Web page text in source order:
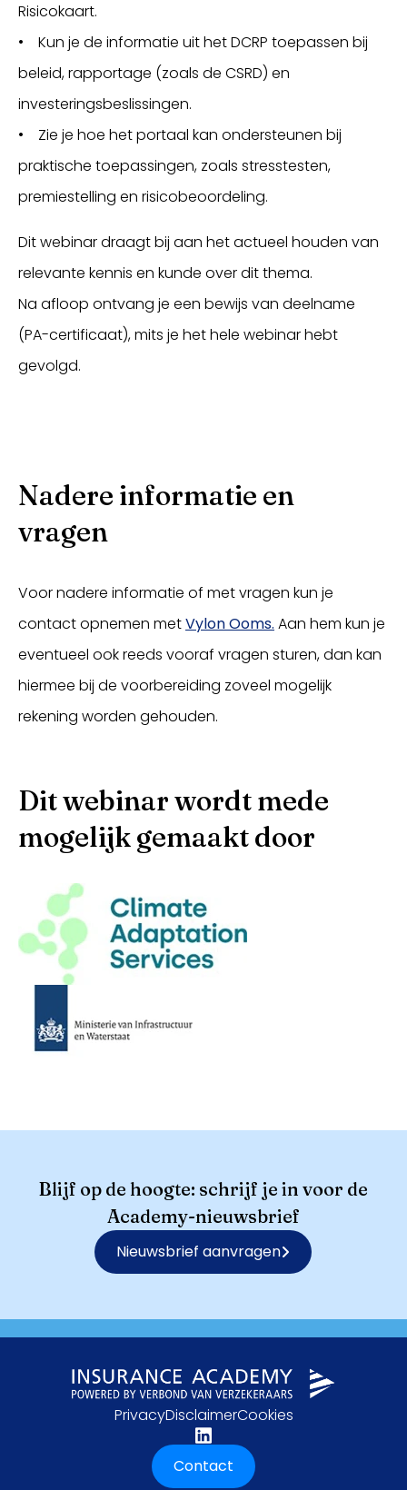
Risicokaart.
• Kun je de informatie uit het DCRP toepassen bij
beleid, rapportage (zoals de CSRD) en
investeringsbeslissingen.
• Zie je hoe het portaal kan ondersteunen bij
praktische toepassingen, zoals stresstesten,
premiestelling en risicobeoordeling.
Dit webinar draagt bij aan het actueel houden van
relevante kennis en kunde over dit thema.
Na afloop ontvang je een bewijs van deelname
(PA-certificaat), mits je het hele webinar hebt
gevolgd.
Nadere informatie en
vragen
Voor nadere informatie of met vragen kun je
contact opnemen metVylon Ooms. Aan hem kun je
eventueel ook reeds vooraf vragen sturen, dan kan
hiermee bij de voorbereiding zoveel mogelijk
rekening worden gehouden.
Dit webinar wordt mede
mogelijk gemaakt door
Blijf op de hoogte: schrijf je in voor de
Academy-nieuwsbrief
Nieuwsbrief aanvragen
PrivacyDisclaimerCookies
Contact